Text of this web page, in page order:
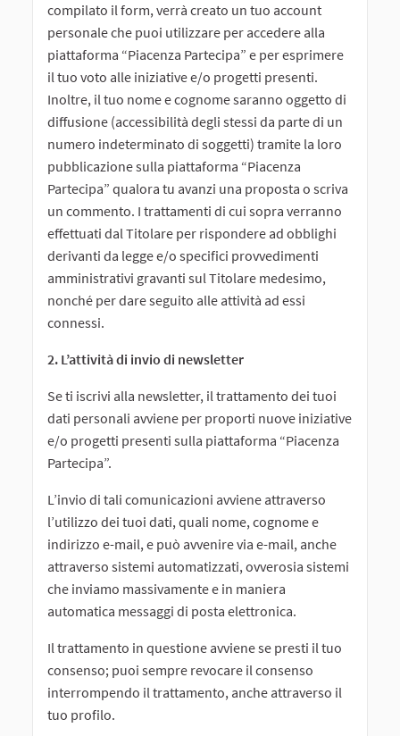
compilato il form, verrà creato un tuo account
personale che puoi utilizzare per accedere alla
piattaforma “Piacenza Partecipa” e per esprimere
il tuo voto alle iniziative e/o progetti presenti.
Inoltre, il tuo nome e cognome saranno oggetto di
diffusione (accessibilità degli stessi da parte di un
numero indeterminato di soggetti) tramite la loro
pubblicazione sulla piattaforma “Piacenza
Partecipa” qualora tu avanzi una proposta o scriva
un commento. I trattamenti di cui sopra verranno
effettuati dal Titolare per rispondere ad obblighi
derivanti da legge e/o specifici provvedimenti
amministrativi gravanti sul Titolare medesimo,
nonché per dare seguito alle attività ad essi
connessi.
2. L’attività di invio di newsletter
Se ti iscrivi alla newsletter, il trattamento dei tuoi
dati personali avviene per proporti nuove iniziative
e/o progetti presenti sulla piattaforma “Piacenza
Partecipa”.
L’invio di tali comunicazioni avviene attraverso
l’utilizzo dei tuoi dati, quali nome, cognome e
indirizzo e-mail, e può avvenire via e-mail, anche
attraverso sistemi automatizzati, ovverosia sistemi
che inviamo massivamente e in maniera
automatica messaggi di posta elettronica.
Il trattamento in questione avviene se presti il tuo
consenso; puoi sempre revocare il consenso
interrompendo il trattamento, anche attraverso il
tuo profilo.